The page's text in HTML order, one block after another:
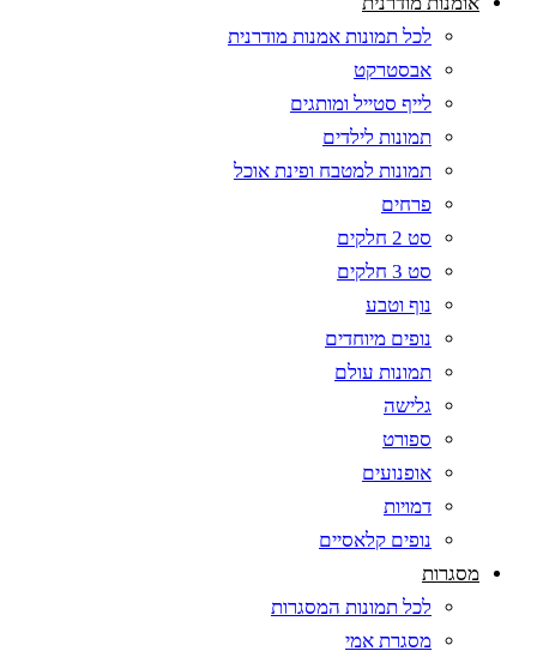
לכל תמונות אמנות מודרנית
אבסטרקט
לייף סטייל ומותגים
תמונות לילדים
תמונות למטבח ופינת אוכל
פרחים
סט 2 חלקים
סט 3 חלקים
נוף וטבע
נופים מיוחדים
תמונות עולם
גלישה
ספורט
אופנועים
דמויות
נופים קלאסיים
מסגרות
לכל תמונות המסגרות
מסגרת אמי